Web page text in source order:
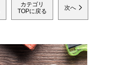
カテゴリ
TOPに戻る
次へ